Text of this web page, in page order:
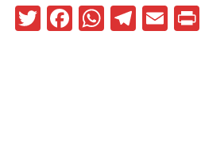
T F W T E